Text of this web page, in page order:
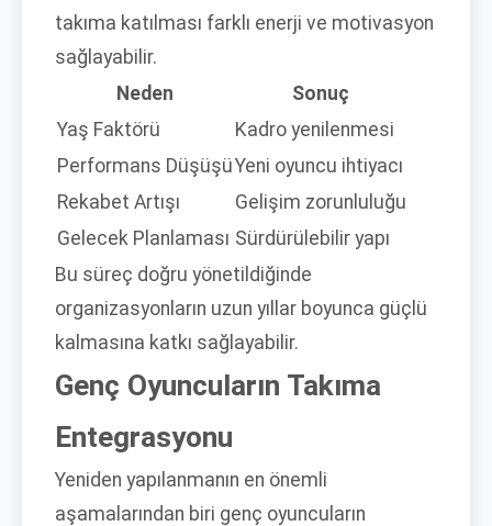
takıma katılması farklı enerji ve motivasyon
sağlayabilir.
Neden
Sonuç
Yaş Faktörü
Kadro yenilenmesi
Performans DüşüşüYeni oyuncu ihtiyacı
Rekabet Artışı
Gelişim zorunluluğu
Gelecek Planlaması Sürdürülebilir yapı
Bu süreç doğru yönetildiğinde
organizasyonların uzun yıllar boyunca güçlü
kalmasına katkı sağlayabilir.
Genç Oyuncuların Takıma
Entegrasyonu
Yeniden yapılanmanın en önemli
aşamalarından biri genç oyuncuların